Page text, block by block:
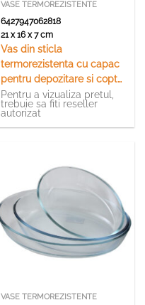
VASE TERMOREZISTENTE
6427947062818
21 x 16 x 7 cm
Vas din sticla
termorezistenta cu capac
pentru depozitare si copt
1020 ml Perfect Home
Pentru a vizualiza pretul,
trebuie sa fiti reseller
autorizat
VASE TERMOREZISTENTE